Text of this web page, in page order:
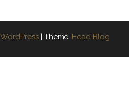
WordPress | Theme: Head Blog